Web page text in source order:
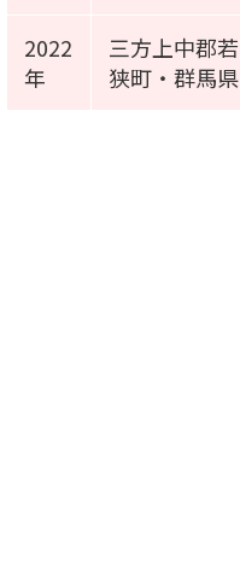
2022
年
三方上中郡若
狭町・群馬県